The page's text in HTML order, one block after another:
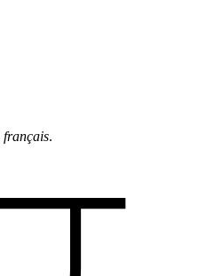
français.